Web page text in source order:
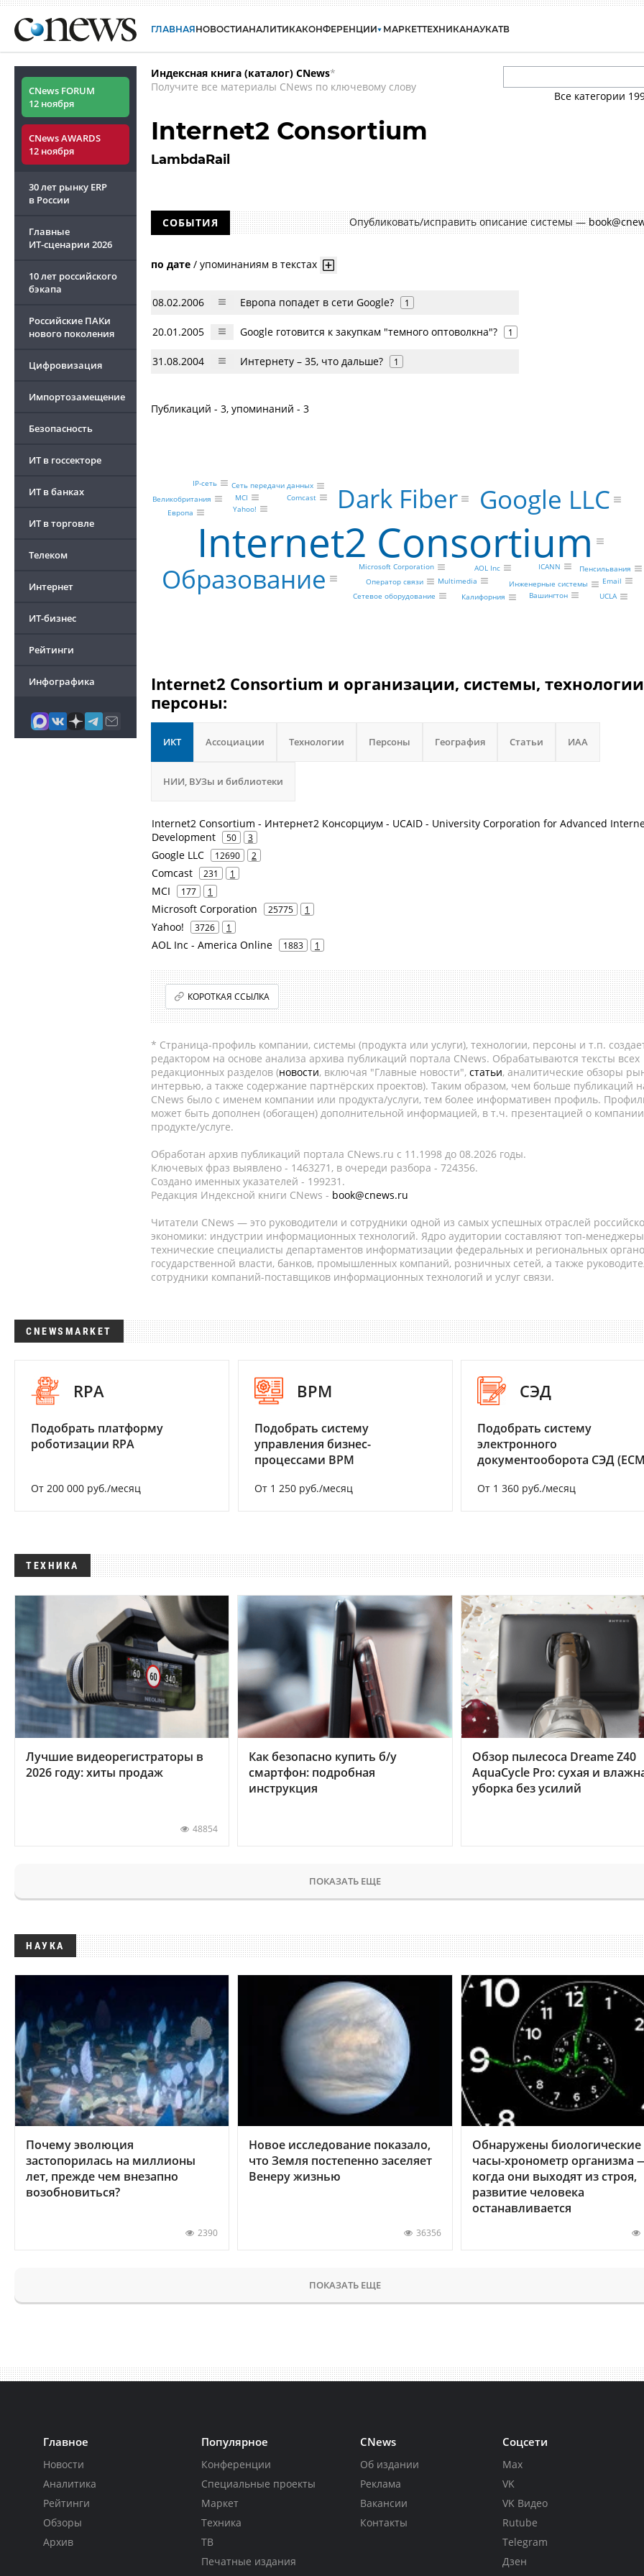
ГЛАВНАЯНОВОСТИАНАЛИТИКАКОНФЕРЕНЦИИ МАРКЕТТЕХНИКАНАУКАТВ
CNews FORUM
12 ноября
CNews AWARDS
12 ноября
30 лет рынку ERP
в России
Главные
ИТ-сценарии 2026
10 лет российского
бэкапа
Российские ПАКи
нового поколения
Цифровизация
Импортозамещение
Безопасность
ИТ в госсекторе
ИТ в банках
ИТ в торговле
Телеком
Интернет
ИТ-бизнес
Рейтинги
Инфографика
Индексная книга (каталог) CNews*
Получите все материалы CNews по ключевому слову
Все категории
Internet2 Consortium
LambdaRail
СОБЫТИЯ Опубликовать/исправить описание системы —
по дате / упоминаниям в текстах
08.02.2006 Европа попадет в сети Google? 1
20.01.2005 Google готовится к закупкам "темного оптоволкна"? 1
31.08.2004 Интернету – 35, что дальше? 1
Публикаций - 3, упоминаний - 3
Internet2 Consortium
Google LLC
Dark Fiber
Образование
Comcast
MCI
Microsoft Corporation
Yahoo!
AOL Inc
ICANN
Оператор связи
Multimedia Инженерные системы Email
Сеть передачи данных
Сетевое оборудование
IP-сеть
Пенсильвания
Великобритания
Европа
Калифорния Вашингтон UCLA
Internet2 Consortium и организации, системы,
персоны:
ИКТ Ассоциации Технологии Персоны География Статьи ИАА
НИИ, ВУЗы и библиотеки
Internet2 Consortium - Интернет2 Консорциум - UCAID - University Corporation for Advanced
Development
50 3
Google LLC 12690 2
Comcast 231 1
MCI 177 1
Microsoft Corporation 25775 1
Yahoo! 3726 1
AOL Inc - America Online 1883 1
КОРОТКАЯ ССЫЛКА
* Страница-профиль компании, системы (продукта или услуги), технологии, персоны и т.п.
редактором на основе анализа архива публикаций портала CNews. Обрабатываются тексты всех
редакционных разделов (новости, включая "Главные новости", статьи, аналитические обзоры
интервью, а также содержание партнёрских проектов). Таким образом, чем больше публикаций
CNews было с именем компании или продукта/услуги, тем более информативен профиль.
может быть дополнен (обогащен) дополнительной информацией, в т.ч. презентацией о
продукте/услуге.
Обработан архив публикаций портала CNews.ru c 11.1998 до 08.2026 годы.
Ключевых фраз выявлено - 1463271, в очереди разбора - 724356.
Создано именных указателей - 199231.
Редакция Индексной книги CNews - book@cnews.ru
Читатели CNews — это руководители и сотрудники одной из самых успешных отраслей
экономики: индустрии информационных технологий. Ядро аудитории составляют топ-
технические специалисты департаментов информатизации федеральных и региональных
государственной власти, банков, промышленных компаний, розничных сетей, а также
сотрудники компаний-поставщиков информационных технологий и услуг связи.
CNEWSMARKET
RPA
Подобрать платформу
роботизации RPA
От 200 000 руб./месяц
BPM
Подобрать систему
управления бизнес-
процессами BPM
От 1 250 руб./месяц
СЭД
Подобрать систему
электронного
документооборота СЭД
От 1 360 руб./месяц
ТЕХНИКА
Лучшие видеорегистраторы в
2026 году: хиты продаж
48854
Как безопасно купить б/у
смартфон: подробная
инструкция
Обзор пылесоса Dreame Z40
AquaCycle Pro: сухая и
уборка без усилий
ПОКАЗАТЬ ЕЩЕ
НАУКА
Почему эволюция
застопорилась на миллионы
лет, прежде чем внезапно
возобновиться?
2390
Новое исследование показало,
что Земля постепенно заселяет
Венеру жизнью
36356
Обнаружены биологические
часы-хронометр организма
когда они выходят из строя,
развитие человека
останавливается
ПОКАЗАТЬ ЕЩЕ
Главное
Новости
Аналитика
Рейтинги
Обзоры
Архив
Популярное
Конференции
Специальные проекты
Маркет
Техника
ТВ
Печатные издания
CNews
Об издании
Реклама
Вакансии
Контакты
Соцсети
Max
VK
VK Видео
Rutube
Telegram
Дзен